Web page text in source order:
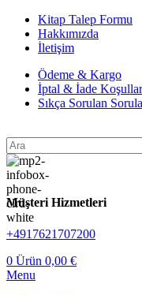
Kitap Talep Formu
Hakkımızda
İletişim
Ödeme & Kargo
İptal & İade
Sıkça Sorulan
Müşteri Hizmetleri
+4917621707200
0 Ürün 0,00 €
Menu